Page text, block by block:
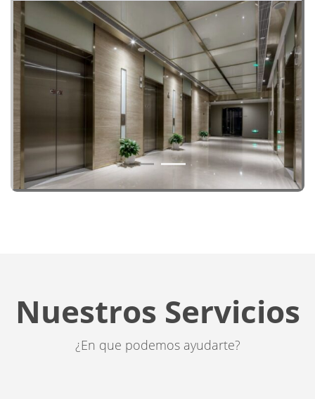
1 2
Nuestros Servicios
¿En que podemos ayudarte?